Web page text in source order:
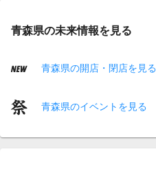
青森県の未来情報を見る
青森県の開店・閉店を見る
青森県のイベントを見る